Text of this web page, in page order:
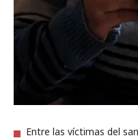
Entre las víctimas del